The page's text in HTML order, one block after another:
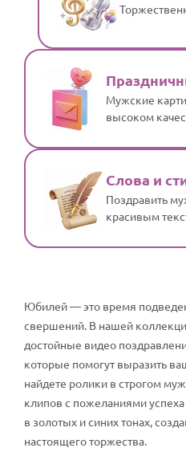
Мужские
высоком
Слова и
Поздравить
красивым
Юбилей — это время
свершений. В нашей
достойные видео
которые помогут выразить
найдете ролики в строгом
клипов с пожеланиями
в золотых и синих тонах,
настоящего торжества.